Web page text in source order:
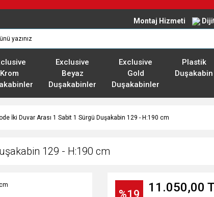
Montaj Hizmeti
Krom
Exclusive
Beyaz
Duşakabinler
Exclusive
Gold
Duşakabinler
Plastik
Duşakabin
İki Duvar Arası 1 Sabit 1 Sürgü Duşakabin 129 - H:190 cm
129 - H:190 cm
%19 11.050,00